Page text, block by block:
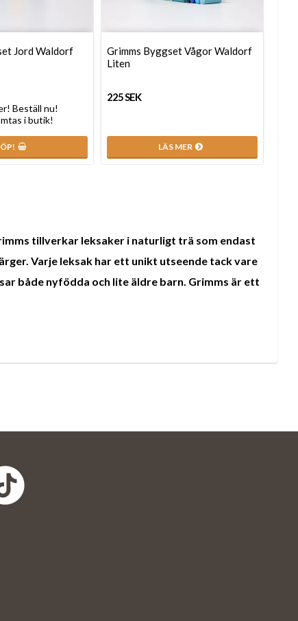
Jord Waldorf
Beställ nu!
i butik!
Grimms Byggset Vågor Waldorf
Liten
225 SEK
LÄS MER
tillverkar leksaker i naturligt trä som endast
Varje leksak har ett unikt utseende tack vare
både nyfödda och lite äldre barn. Grimms är ett